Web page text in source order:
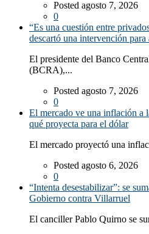
Posted agosto 7, 2026
0
“Es una cuestión entre
descartó una intervención para
El presidente del Banco
(BCRA),...
Posted agosto 7, 2026
0
El mercado ve una inflación a
qué proyecta para el dólar
El mercado proyectó una
Posted agosto 6, 2026
0
“Intenta desestabilizar”: se
Gobierno contra Villarruel
El canciller Pablo Quirno se